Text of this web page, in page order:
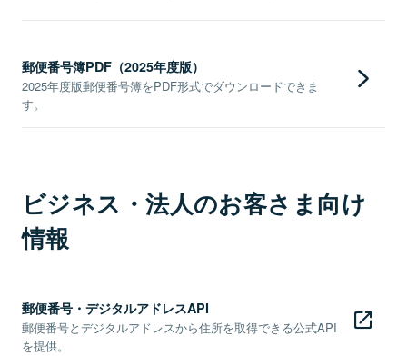
郵便番号簿PDF（2025年度版）
2025年度版郵便番号簿をPDF形式でダウンロードできま
す。
ビジネス・法人のお客さま向け
情報
郵便番号・デジタルアドレスAPI
郵便番号とデジタルアドレスから住所を取得できる公式API
を提供。